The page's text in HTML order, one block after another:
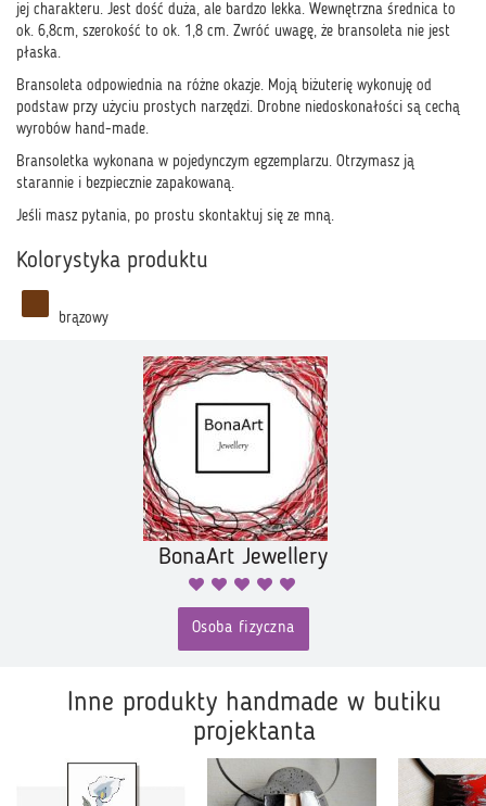
jej charakteru. Jest dość duża, ale bardzo lekka. Wewnętrzna średnica to
ok. 6,8cm, szerokość to ok. 1,8 cm. Zwróć uwagę, że bransoleta nie jest
płaska.
Bransoleta odpowiednia na różne okazje. Moją biżuterię wykonuję od
podstaw przy użyciu prostych narzędzi. Drobne niedoskonałości są cechą
wyrobów hand-made.
Bransoletka wykonana w pojedynczym egzemplarzu. Otrzymasz ją
starannie i bezpiecznie zapakowaną.
Jeśli masz pytania, po prostu skontaktuj się ze mną.
Kolorystyka produktu
brązowy
BonaArt Jewellery
Osoba fizyczna
Inne produkty handmade w butiku
projektanta